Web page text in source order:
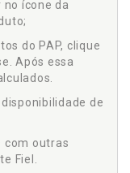
ícone da
do PAP, clique
Após essa
de
com outras
Fiel.